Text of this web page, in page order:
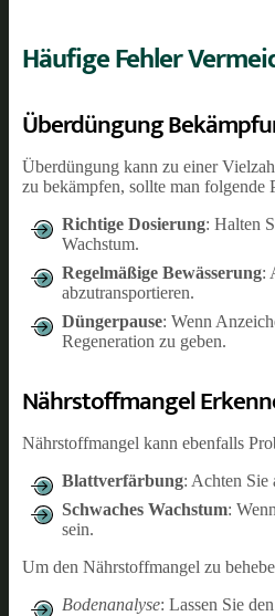
Häufige Fehler
Überdüngung
Überdüngung kann zu einer
zu bekämpfen, sollte man folgende
Richtige Dosierung: Halten
Wachstum.
Regelmäßige Bewässerung:
abzutransportieren.
Düngerpause: Wenn
Regeneration zu geben.
Nährstoffmangel
Nährstoffmangel kann ebenfalls
Blattverfärbung: Achten Sie
Schwaches Wachstum:
sein.
Um den Nährstoffmangel zu
Bodenanalyse: Lassen Sie